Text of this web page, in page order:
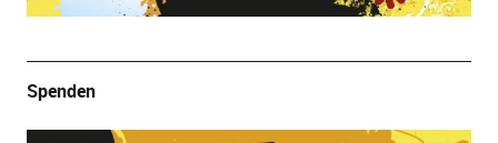
Spenden